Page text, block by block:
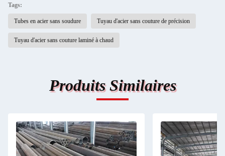
Tags:
Tubes en acier sans soudure Tuyau d'acier sans couture de précision
Tuyau d'acier sans couture laminé à chaud
Produits Similaires